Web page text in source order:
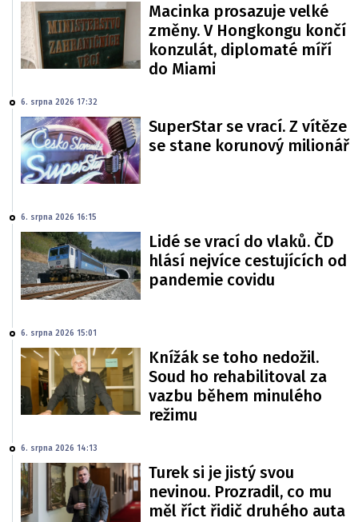
Macinka prosazuje velké
změny. V Hongkongu končí
konzulát, diplomaté míří
do Miami
6. srpna 2026 17:32
SuperStar se vrací. Z vítěze
se stane korunový milionář
6. srpna 2026 16:15
Lidé se vrací do vlaků. ČD
hlásí nejvíce cestujících od
pandemie covidu
6. srpna 2026 15:01
Knížák se toho nedožil.
Soud ho rehabilitoval za
vazbu během minulého
režimu
6. srpna 2026 14:13
Turek si je jistý svou
nevinou. Prozradil, co mu
měl říct řidič druhého auta